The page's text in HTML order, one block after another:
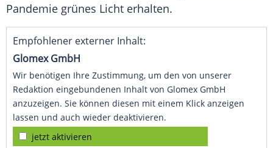
Pandemie grünes Licht erhalten.
Empfohlener externer Inhalt:
Glomex GmbH
Wir benötigen Ihre Zustimmung, um den von unserer
Redaktion eingebundenen Inhalt von Glomex GmbH
anzuzeigen. Sie können diesen mit einem Klick anzeigen
lassen und auch wieder deaktivieren.
jetzt aktivieren